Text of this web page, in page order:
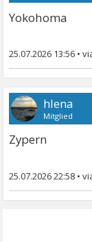
Yokohoma
25.07.2026 13:56 •
hlena
Mitglied
Zypern
25.07.2026 22:58 •